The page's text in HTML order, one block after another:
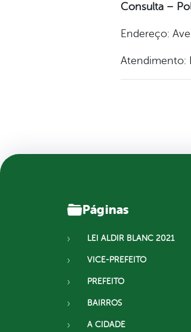
Consulta –
Endereço:
Atendimento:
Páginas
LEI ALDIR BLANC 2021
VICE-PREFEITO
PREFEITO
BAIRROS
A CIDADE